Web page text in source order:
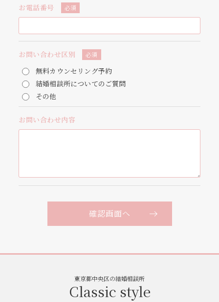
お電話番号 必須
お問い合わせ区別 必須
無料カウンセリング予約
結婚相談所についてのご質問
その他
お問い合わせ内容
確認画面へ
東京都中央区の結婚相談所
Classic style